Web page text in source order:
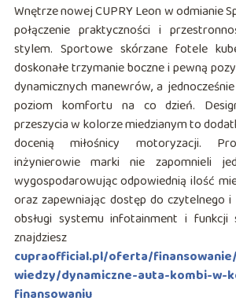
Wnętrze nowej CUPRY Leon w odmianie
połączenie praktyczności i
stylem. Sportowe skórzane fotele
doskonałe trzymanie boczne i pewną
dynamicznych manewrów, a
poziom komfortu na co dzień.
przeszycia w kolorze miedzianym to
docenią miłośnicy motoryzacji.
inżynierowie marki nie zapomnieli
wygospodarowując odpowiednią ilość
oraz zapewniając dostęp do czytelnego
obsługi systemu infotainment i funkcji
cupraofficial.pl/oferta/
wiedzy/dynamiczne-auta-kombi-w-
finansowaniu